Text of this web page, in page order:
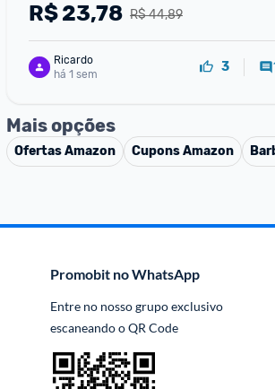
R$ 44,89
R$23,78
Ricardo
há 1 sem
3
Mais opções
OfertasAmazon CuponsAmazon
Promobit no WhatsApp
Entre no nosso grupo exclusivo
escaneando o QR Code